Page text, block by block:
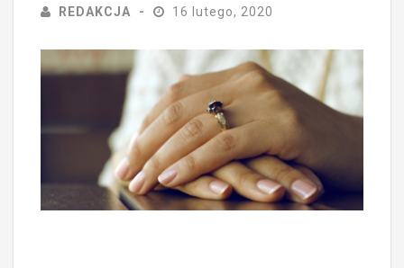
REDAKCJA 16 lutego, 2020